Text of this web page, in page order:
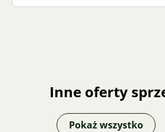
Inne oferty
Pokaż wszystko